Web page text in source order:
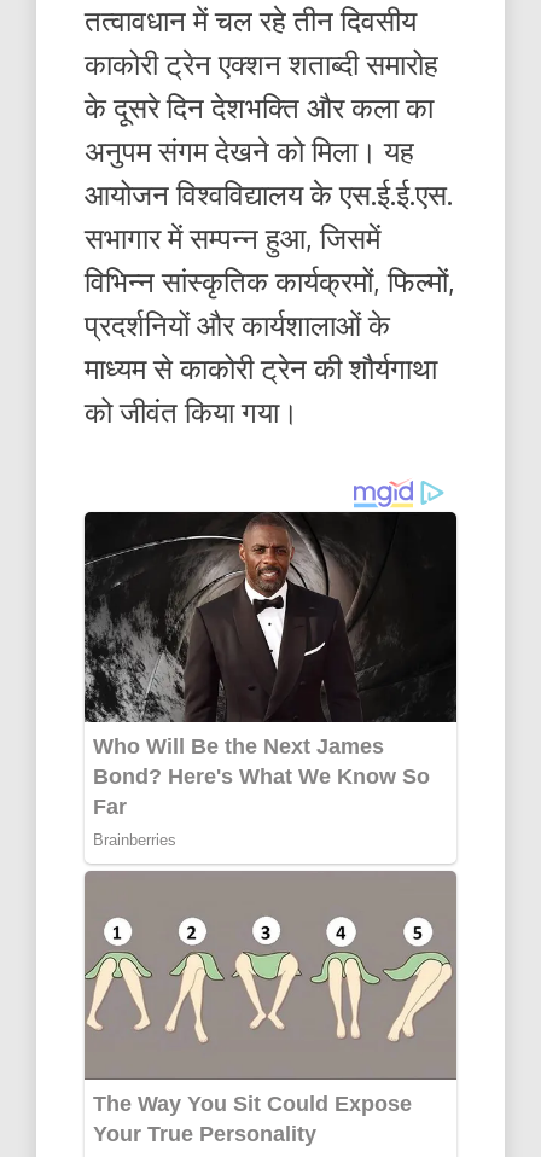
तत्वावधान में चल रहे तीन दिवसीय
काकोरी ट्रेन एक्शन शताब्दी समारोह
के दूसरे दिन देशभक्ति और कला का
अनुपम संगम देखने को मिला। यह
आयोजन विश्वविद्यालय के एस.ई.ई.एस.
सभागार में सम्पन्न हुआ, जिसमें
विभिन्न सांस्कृतिक कार्यक्रमों, फिल्मों,
प्रदर्शनियों और कार्यशालाओं के
माध्यम से काकोरी ट्रेन की शौर्यगाथा
को जीवंत किया गया।